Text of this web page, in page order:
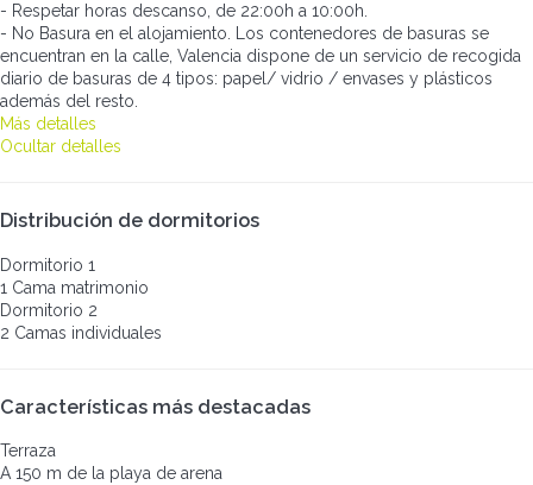
- Respetar horas descanso, de 22:00h a 10:00h.
- No Basura en el alojamiento. Los contenedores de basuras se
encuentran en la calle, Valencia dispone de un servicio de recogida
diario de basuras de 4 tipos: papel/ vidrio / envases y plásticos
además del resto.
Más detalles
Ocultar detalles
Distribución de dormitorios
Dormitorio 1
1 Cama matrimonio
Dormitorio 2
2 Camas individuales
Características más destacadas
Terraza
A 150 m de la playa de arena